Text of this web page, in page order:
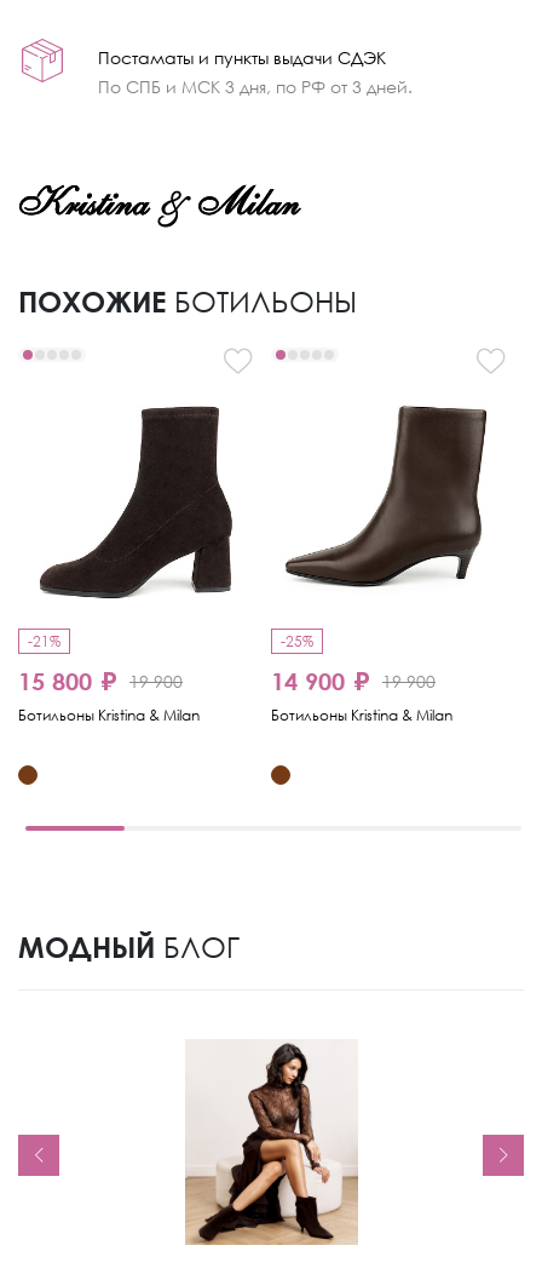
Постаматы и пункты выдачи СДЭК
По СПБ и МСК 3 дня, по РФ от 3 дней.
ПОХОЖИЕ БОТИЛЬОНЫ
-21%
15 800 ₽ 19 900
Ботильоны Kristina & Milan
-25%
14 900 ₽ 19 900
Ботильоны Kristina & Milan
МОДНЫЙ БЛОГ